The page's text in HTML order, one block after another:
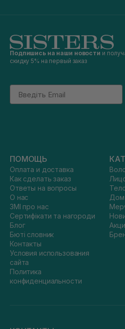
Подпишись на наши новости и
скидку 5% на первый заказ
Email
ПОМОЩЬ
Оплата и доставка
Как сделать заказ
Ответы на вопросы
О нас
ЗМІ про нас
Сертифікати та нагороди
Блог
Бюті словник
Контакты
Условия использования
сайта
Политика
конфиденциальности
Дом